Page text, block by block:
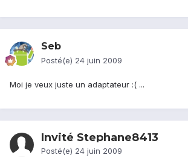
Seb
Posté(e) 24 juin 2009
Moi je veux juste un adaptateur :( ...
Invité Stephane8413
Posté(e) 24 juin 2009